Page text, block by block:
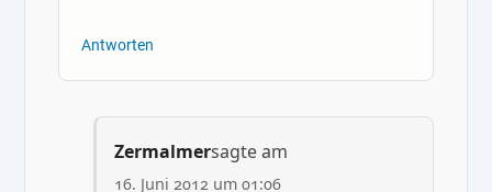
Antworten
Zermalmersagte am
16. Juni 2012 um 01:06